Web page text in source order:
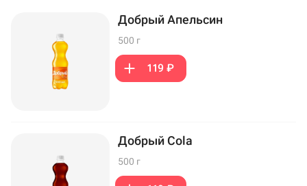
Добрый Апельсин
500 г
119 ₽
Добрый Cola
500 г